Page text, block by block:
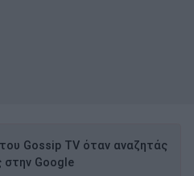
Gossip TV όταν αναζητάς
στην Google